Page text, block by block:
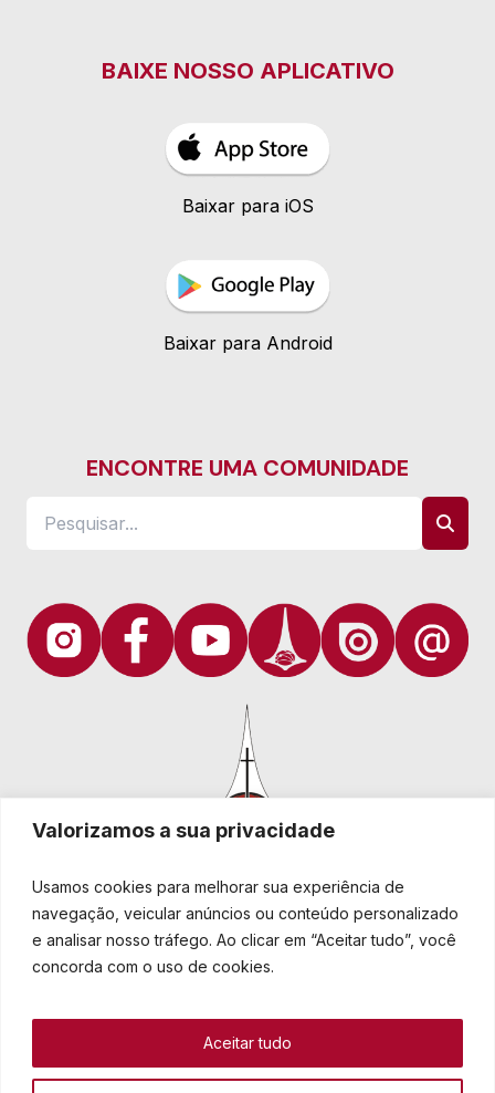
Valorizamos a sua privacidade
Usamos cookies para melhorar sua experiência de
navegação, veicular anúncios ou conteúdo personalizado
e analisar nosso tráfego. Ao clicar em “Aceitar tudo”, você
concorda com o uso de cookies.
Aceitar tudo
BAIXE NOSSO APLICATIVO
Baixar para iOS
Baixar para Android
ENCONTRE UMA COMUNIDADE
Igreja Evangélica de Confissão Luterana no Brasil
Sede nacional: Rua Senhor dos Passos, 202/4º andar Centro -
Fale conosco